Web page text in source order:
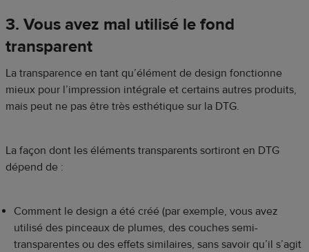
3. Vous avez mal utilisé le fond
transparent
La transparence en tant qu’élément de design fonctionne
mieux pour l’impression intégrale et certains autres produits,
mais peut ne pas être très esthétique sur la DTG.
La façon dont les éléments transparents sortiront en DTG
dépend de :
Comment le design a été créé (par exemple, vous avez
utilisé des pinceaux de plumes, des couches semi-
transparentes ou des effets similaires, sans savoir qu’il s’agit